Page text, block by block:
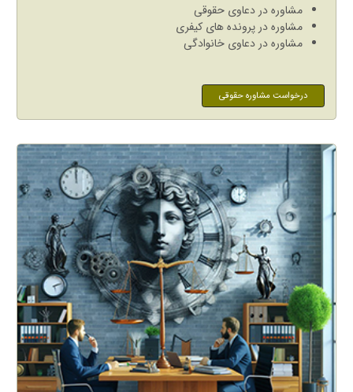
مشاوره در دعاوی حقوقی
مشاوره در پرونده های کیفری
مشاوره در دعاوی خانوادگی
درخواست مشاوره حقوقی